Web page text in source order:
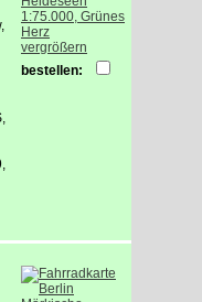
vergrößern
bestellen: